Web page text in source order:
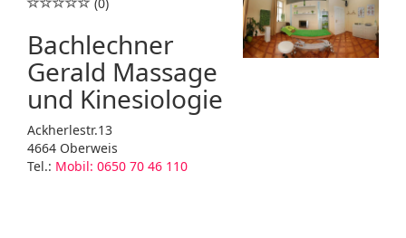
Bachlechner
Gerald Massage
und Kinesiologie
Ackherlestr.13
4664 Oberweis
Tel.: Mobil: 0650 70 46 110